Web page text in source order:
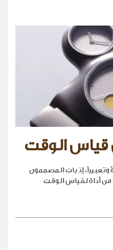
قياس الوقت
إذ بات المصممون
أداة لقياس الوقت